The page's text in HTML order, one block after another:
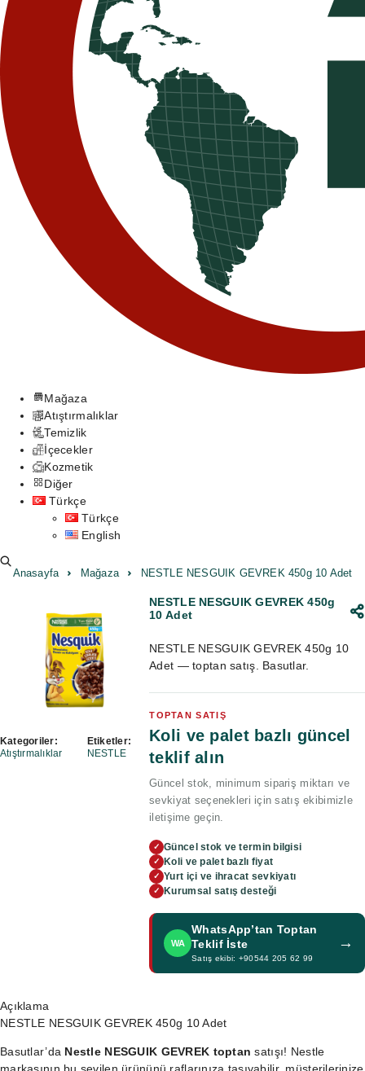
Mağaza
Atıştırmalıklar
Temizlik
İçecekler
Kozmetik
Diğer
Türkçe
Türkçe
English
Anasayfa Mağaza NESTLE NESGUIK GEVREK 450g 10 Adet
Kategoriler:
Atıştırmalıklar
Etiketler:
NESTLE
NESTLE NESGUIK GEVREK 450g
10 Adet
NESTLE NESGUIK GEVREK 450g 10
Adet — toptan satış. Basutlar.
TOPTAN SATIŞ
Koli ve palet bazlı güncel
teklif alın
Güncel stok, minimum sipariş miktarı ve
sevkiyat seçenekleri için satış ekibimizle
iletişime geçin.
✓ Güncel stok ve termin bilgisi
✓ Koli ve palet bazlı fiyat
✓ Yurt içi ve ihracat sevkiyatı
✓ Kurumsal satış desteği
WA
WhatsApp’tan Toptan
Teklif İste
Satış ekibi: +90544 205 62 99
→
Açıklama
NESTLE NESGUIK GEVREK 450g 10 Adet
Basutlar’da Nestle NESGUIK GEVREK toptan satışı! Nestle